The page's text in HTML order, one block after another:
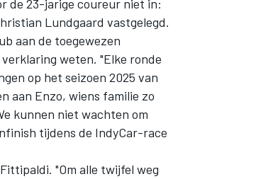
de 23-jarige coureur niet in:
Lundgaard vastgelegd.
aan de toegewezen
weten. "Elke ronde
op het seizoen 2025 van
aan Enzo, wiens familie zo
kunnen niet wachten om
tijdens de IndyCar-race
"Om alle twijfel weg